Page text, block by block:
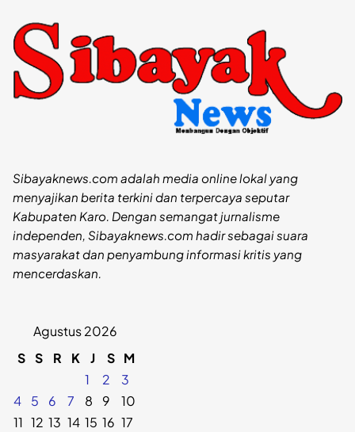
Sibayaknews.com adalah media online lokal yang
menyajikan berita terkini dan terpercaya seputar
Kabupaten Karo. Dengan semangat jurnalisme
independen, Sibayaknews.com hadir sebagai suara
masyarakat dan penyambung informasi kritis yang
mencerdaskan.
Agustus 2026
S S R K J S M
1
2
3
4
5 6 7 8 9
10
11 12 13 14 15 16 17